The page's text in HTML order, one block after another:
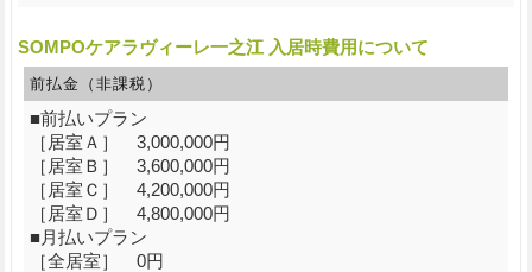
SOMPOケアラヴィーレ一之江 入居時費用について
前払金（非課税）
■前払いプラン
［居室Ａ］ 3,000,000円
［居室Ｂ］ 3,600,000円
［居室Ｃ］ 4,200,000円
［居室Ｄ］ 4,800,000円
■月払いプラン
［全居室］ 0円